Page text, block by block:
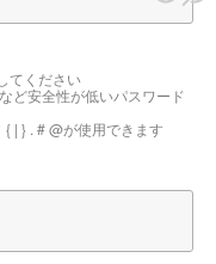
てください
ど安全性が低いパスワード
| } . # @が使用できます